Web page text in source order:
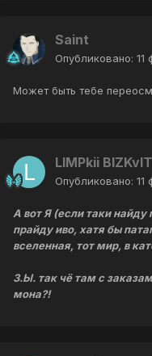
Saint
Опубликовано: 11
Может быть тебе
LIMPkii
Опубликовано: 11
А вот Я (если таки найду
прайду иво, хатя бы
вселенная, тот мир, в
З.Ы. так чё там с
мона?!